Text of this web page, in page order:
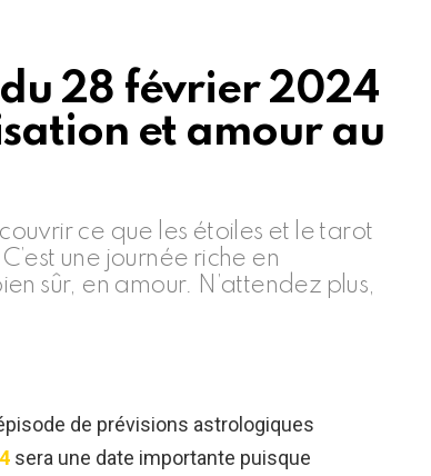
28 février 2024
et amour au
ce que les étoiles et le tarot
une journée riche en
sûr, en amour. N’attendez plus,
de prévisions astrologiques
sera une date importante puisque